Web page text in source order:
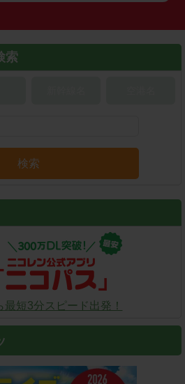
索
検索
短3分スピード出発！